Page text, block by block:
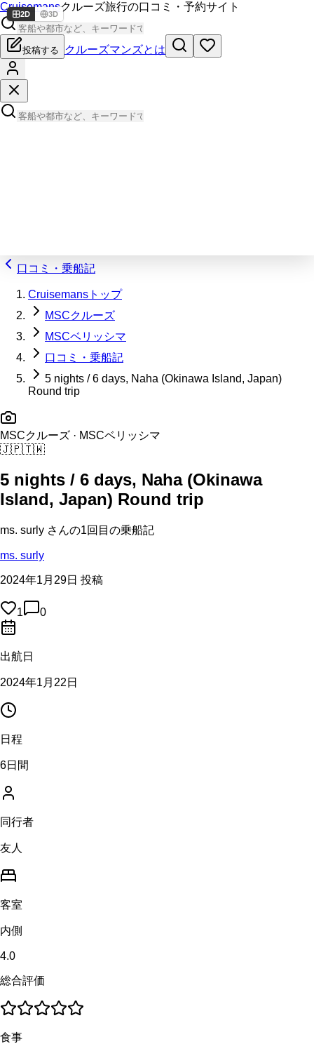
Cruisemansクルーズ旅行の口コミ・予約サイト
投稿する クルーズマンズとは
口コミ・乗船記
Cruisemansトップ
MSCクルーズ
MSCベリッシマ
口コミ・乗船記
5 nights / 6 days, Naha (Okinawa Island, Japan)
Round trip
MSCクルーズ · MSCベリッシマ
🇯🇵🇹🇼
5 nights / 6 days, Naha (Okinawa
Island, Japan) Round trip
ms. surly さんの1回目の乗船記
ms. surly
2024年1月29日 投稿
1 0
出航日
2024年1月22日
日程
6日間
同行者
友人
客室
内側
4.0
総合評価
食事
2D 3D